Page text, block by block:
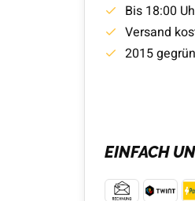
Bis 18:00
Versand
2015
EINFACH